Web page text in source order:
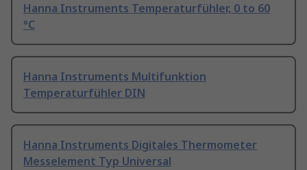
Hanna Instruments Temperaturfühler, 0 to 60
°C
Hanna Instruments Multifunktion
Temperaturfühler DIN
Hanna Instruments Digitales Thermometer
Messelement Typ Universal